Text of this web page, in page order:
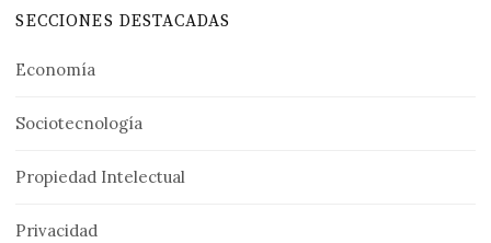
SECCIONES DESTACADAS
Economía
Sociotecnología
Propiedad Intelectual
Privacidad